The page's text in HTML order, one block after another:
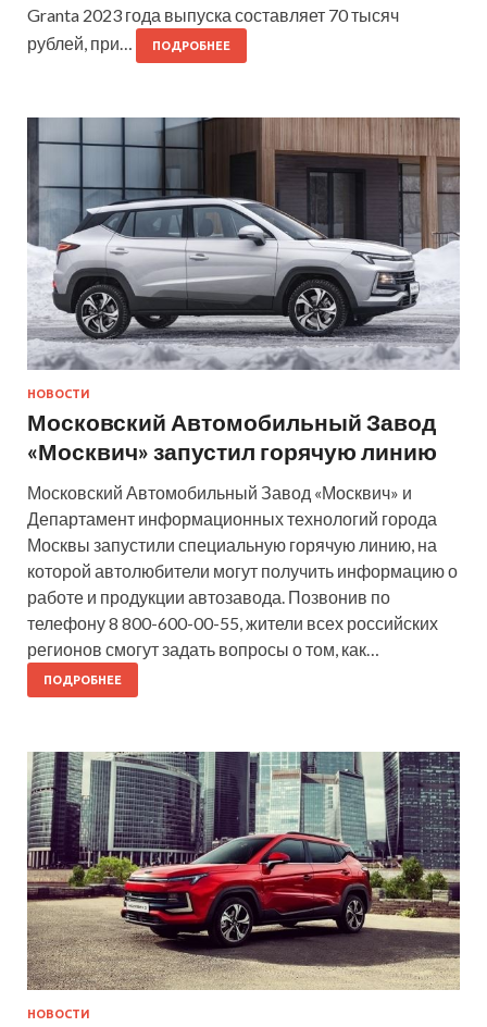
Granta 2023 года выпуска составляет 70 тысяч
рублей, при…
ПОДРОБНЕЕ
НОВОСТИ
Московский Автомобильный Завод
«Москвич» запустил горячую линию
Московский Автомобильный Завод «Москвич» и
Департамент информационных технологий города
Москвы запустили специальную горячую линию, на
которой автолюбители могут получить информацию о
работе и продукции автозавода. Позвонив по
телефону 8 800-600-00-55, жители всех российских
регионов смогут задать вопросы о том, как…
ПОДРОБНЕЕ
НОВОСТИ